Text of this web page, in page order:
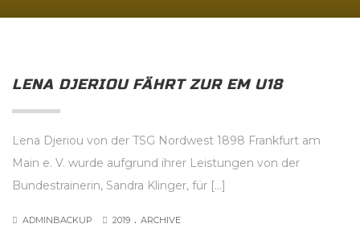
LENA DJERIOU FÄHRT ZUR EM U18
Lena Djeriou von der TSG Nordwest 1898 Frankfurt am
Main e. V. wurde aufgrund ihrer Leistungen von der
Bundestrainerin, Sandra Klinger, für […]
ADMINBACKUP 2019 . ARCHIVE